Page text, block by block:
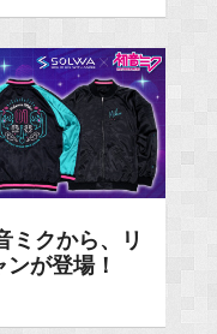
ミクから、リ
が登場！